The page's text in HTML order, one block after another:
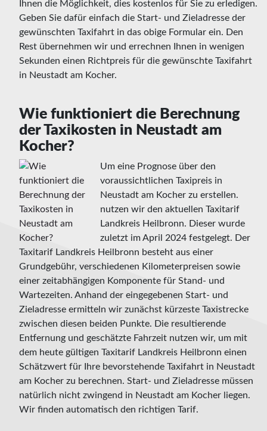
Ihnen die Möglichkeit, dies kostenlos für Sie zu erledigen.
Geben Sie dafür einfach die Start- und Zieladresse der
gewünschten Taxifahrt in das obige Formular ein. Den
Rest übernehmen wir und errechnen Ihnen in wenigen
Sekunden einen Richtpreis für die gewünschte Taxifahrt
in Neustadt am Kocher.
Wie funktioniert die Berechnung
der Taxikosten in Neustadt am
Kocher?
Um eine Prognose über den
voraussichtlichen Taxipreis in
Neustadt am Kocher zu erstellen.
nutzen wir den aktuellen Taxitarif
Landkreis Heilbronn. Dieser wurde
zuletzt im April 2024 festgelegt. Der
Taxitarif Landkreis Heilbronn besteht aus einer
Grundgebühr, verschiedenen Kilometerpreisen sowie
einer zeitabhängigen Komponente für Stand- und
Wartezeiten. Anhand der eingegebenen Start- und
Zieladresse ermitteln wir zunächst kürzeste Taxistrecke
zwischen diesen beiden Punkte. Die resultierende
Entfernung und geschätzte Fahrzeit nutzen wir, um mit
dem heute gültigen Taxitarif Landkreis Heilbronn einen
Schätzwert für Ihre bevorstehende Taxifahrt in Neustadt
am Kocher zu berechnen. Start- und Zieladresse müssen
natürlich nicht zwingend in Neustadt am Kocher liegen.
Wir finden automatisch den richtigen Tarif.